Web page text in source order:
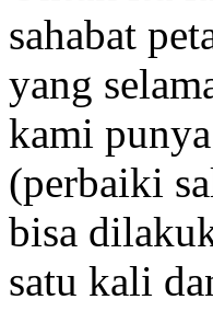
sahabat
yang
kami
(perbaiki
bisa
satu kali